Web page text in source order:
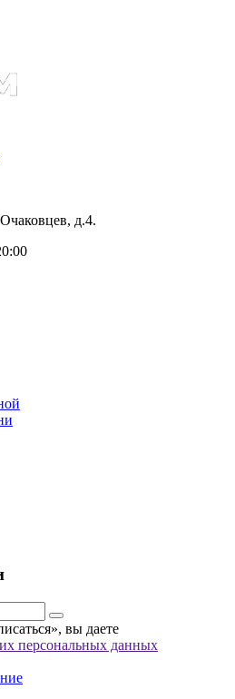
д.4.
вы даете
персональных данных